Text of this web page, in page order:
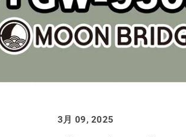
3月 09, 2025